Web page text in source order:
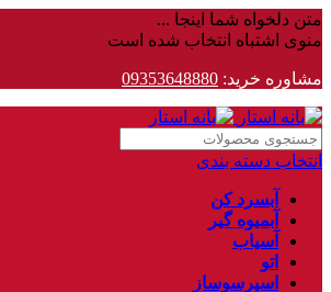
متن دلخواه شما اینجا ...
منوی اشتباه انتخاب شده است
مشاوره خرید: 09353648880
انتخاب دسته بندی
آبسرد کن
آبمیوه گیر
آسیاب
اتو
اسپرسوساز